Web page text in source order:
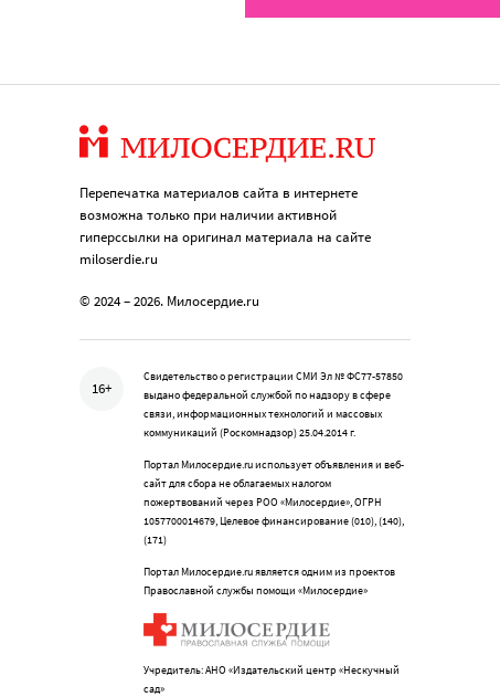
Перепечатка материалов сайта в интернете
возможна только при наличии активной
гиперссылки на оригинал материала на сайте
miloserdie.ru
© 2024 – 2026. Милосердие.ru
16+
Свидетельство о регистрации СМИ Эл № ФС77-57850
выдано федеральной службой по надзору в сфере
связи, информационных технологий и массовых
коммуникаций (Роскомнадзор) 25.04.2014 г.
Портал Милосердие.ru использует объявления и веб-
сайт для сбора не облагаемых налогом
пожертвований через РОО «Милосердие», ОГРН
1057700014679, Целевое финансирование (010), (140),
(171)
Портал Милосердие.ru является одним из проектов
Православной службы помощи «Милосердие»
Учредитель: АНО «Издательский центр «Нескучный
сад»